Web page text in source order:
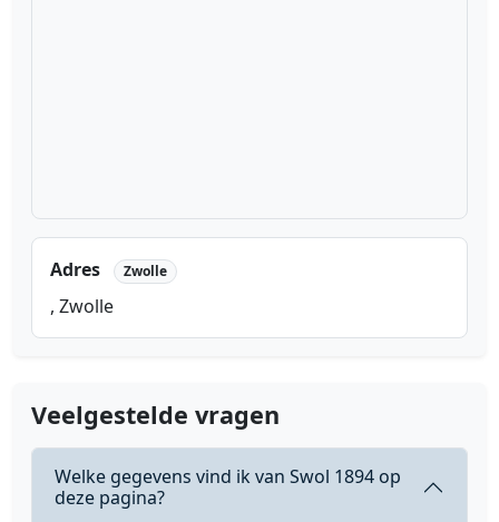
Adres Zwolle
, Zwolle
Veelgestelde vragen
Welke gegevens vind ik van Swol 1894 op
deze pagina?